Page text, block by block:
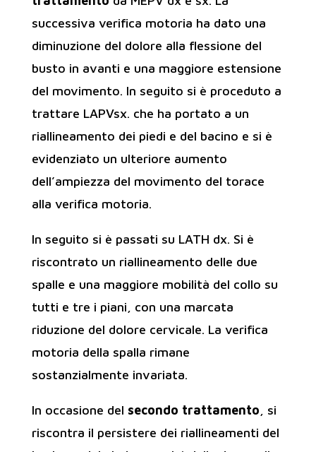
successiva verifica motoria ha dato una
diminuzione del dolore alla flessione del
busto in avanti e una maggiore estensione
del movimento. In seguito si è proceduto a
trattare LAPVsx. che ha portato a un
riallineamento dei piedi e del bacino e si è
evidenziato un ulteriore aumento
dell’ampiezza del movimento del torace
alla verifica motoria.
In seguito si è passati su LATH dx. Si è
riscontrato un riallineamento delle due
spalle e una maggiore mobilità del collo su
tutti e tre i piani, con una marcata
riduzione del dolore cervicale. La verifica
motoria della spalla rimane
sostanzialmente invariata.
In occasione del secondo trattamento, si
riscontra il persistere dei riallineamenti del